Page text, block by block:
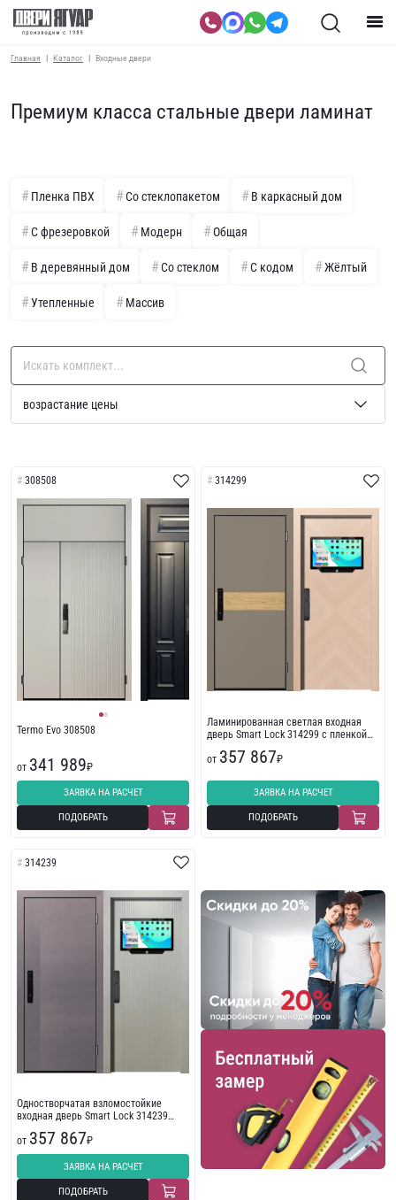
Главная Каталог Входные двери
Премиум класса стальные двери ламинат
Пленка ПВХ Со стеклопакетом В каркасный дом
С фрезеровкой Модерн Общая
В деревянный дом Со стеклом С кодом Жёлтый
Утепленные Массив
308508
Termo Evo 308508
от 341 989₽
ЗАЯВКА НА РАСЧЕТ
ПОДОБРАТЬ
314299
Ламинированная светлая входная
дверь Smart Lock 314299 с пленкой
от 357 867₽
ЗАЯВКА НА РАСЧЕТ
ПОДОБРАТЬ
314239
Одностворчатая взломостойкие
входная дверь Smart Lock 314239
от 357 867₽
ЗАЯВКА НА РАСЧЕТ
ПОДОБРАТЬ